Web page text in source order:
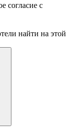
согласие с
найти на этой